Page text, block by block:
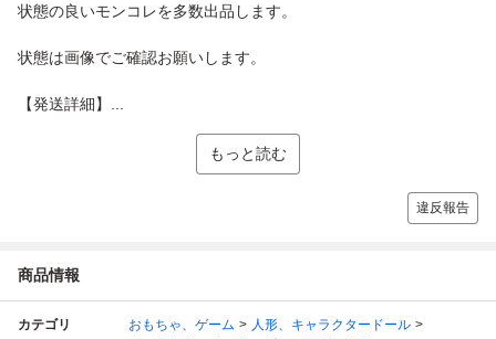
状態の良いモンコレを多数出品します。
状態は画像でご確認お願いします。
【発送詳細】...
もっと読む
違反報告
商品情報
カテゴリ おもちゃ、ゲーム
人形、キャラクタードール